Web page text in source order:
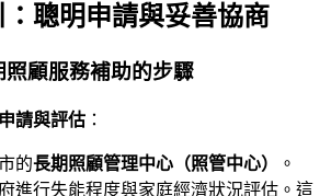
聰明申請與妥善協商
照顧服務補助的步驟
請與評估 ：
的長期照顧管理中心（照管中心）
。
進行失能程度與家庭經濟狀況評估。這